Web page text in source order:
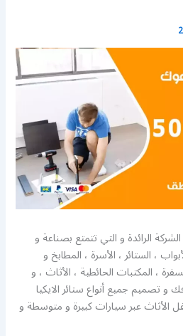
الرائدة و التي تتمتع بصناعة و
، الستائر ، الأسرة ، المطابخ و
، المكتبات الحائطية ، الأثاث ، و
و تصميم جميع أنواع ستائر الايكيا
الأثاث عبر سيارات كبيرة و متوسطة و